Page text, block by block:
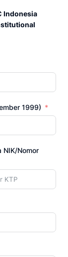
Indonesia
1999)
NIK/Nomor